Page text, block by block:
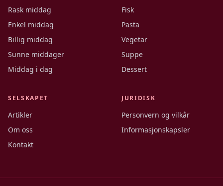
Rask middag
Enkel middag
Billig middag
Sunne middager
Middag i dag
Fisk
Pasta
Vegetar
Suppe
Dessert
SELSKAPET
Artikler
Om oss
Kontakt
JURIDISK
Personvern og vilkår
Informasjonskapsler